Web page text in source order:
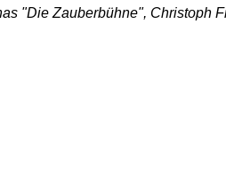
"Die Zauberbühne", Christoph